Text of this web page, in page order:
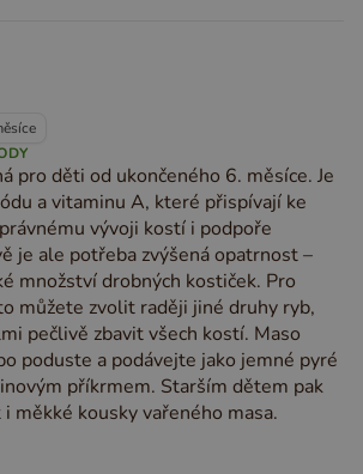
pro děti od ukončeného 6. měsíce. Je
a vitaminu A, které přispívají ke
vývoji kostí i podpoře
je ale potřeba zvýšená opatrnost –
množství drobných kostiček. Pro
můžete zvolit raději jiné druhy ryb,
pečlivě zbavit všech kostí. Maso
poduste a podávejte jako jemné pyré
příkrmem. Starším dětem pak
měkké kousky vařeného masa.